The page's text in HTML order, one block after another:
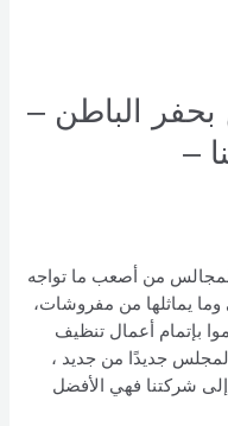
الباطن –
بنا –
من أصعب ما تواجه
يماثلها من مفروشات،
بإتمام أعمال تنظيف
جديدًا من جديد ،
شركتنا فهي الأفضل